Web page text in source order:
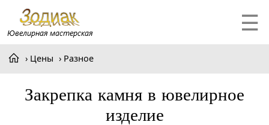
☰
Цены Разное
Закрепка камня в ювелирное
изделие